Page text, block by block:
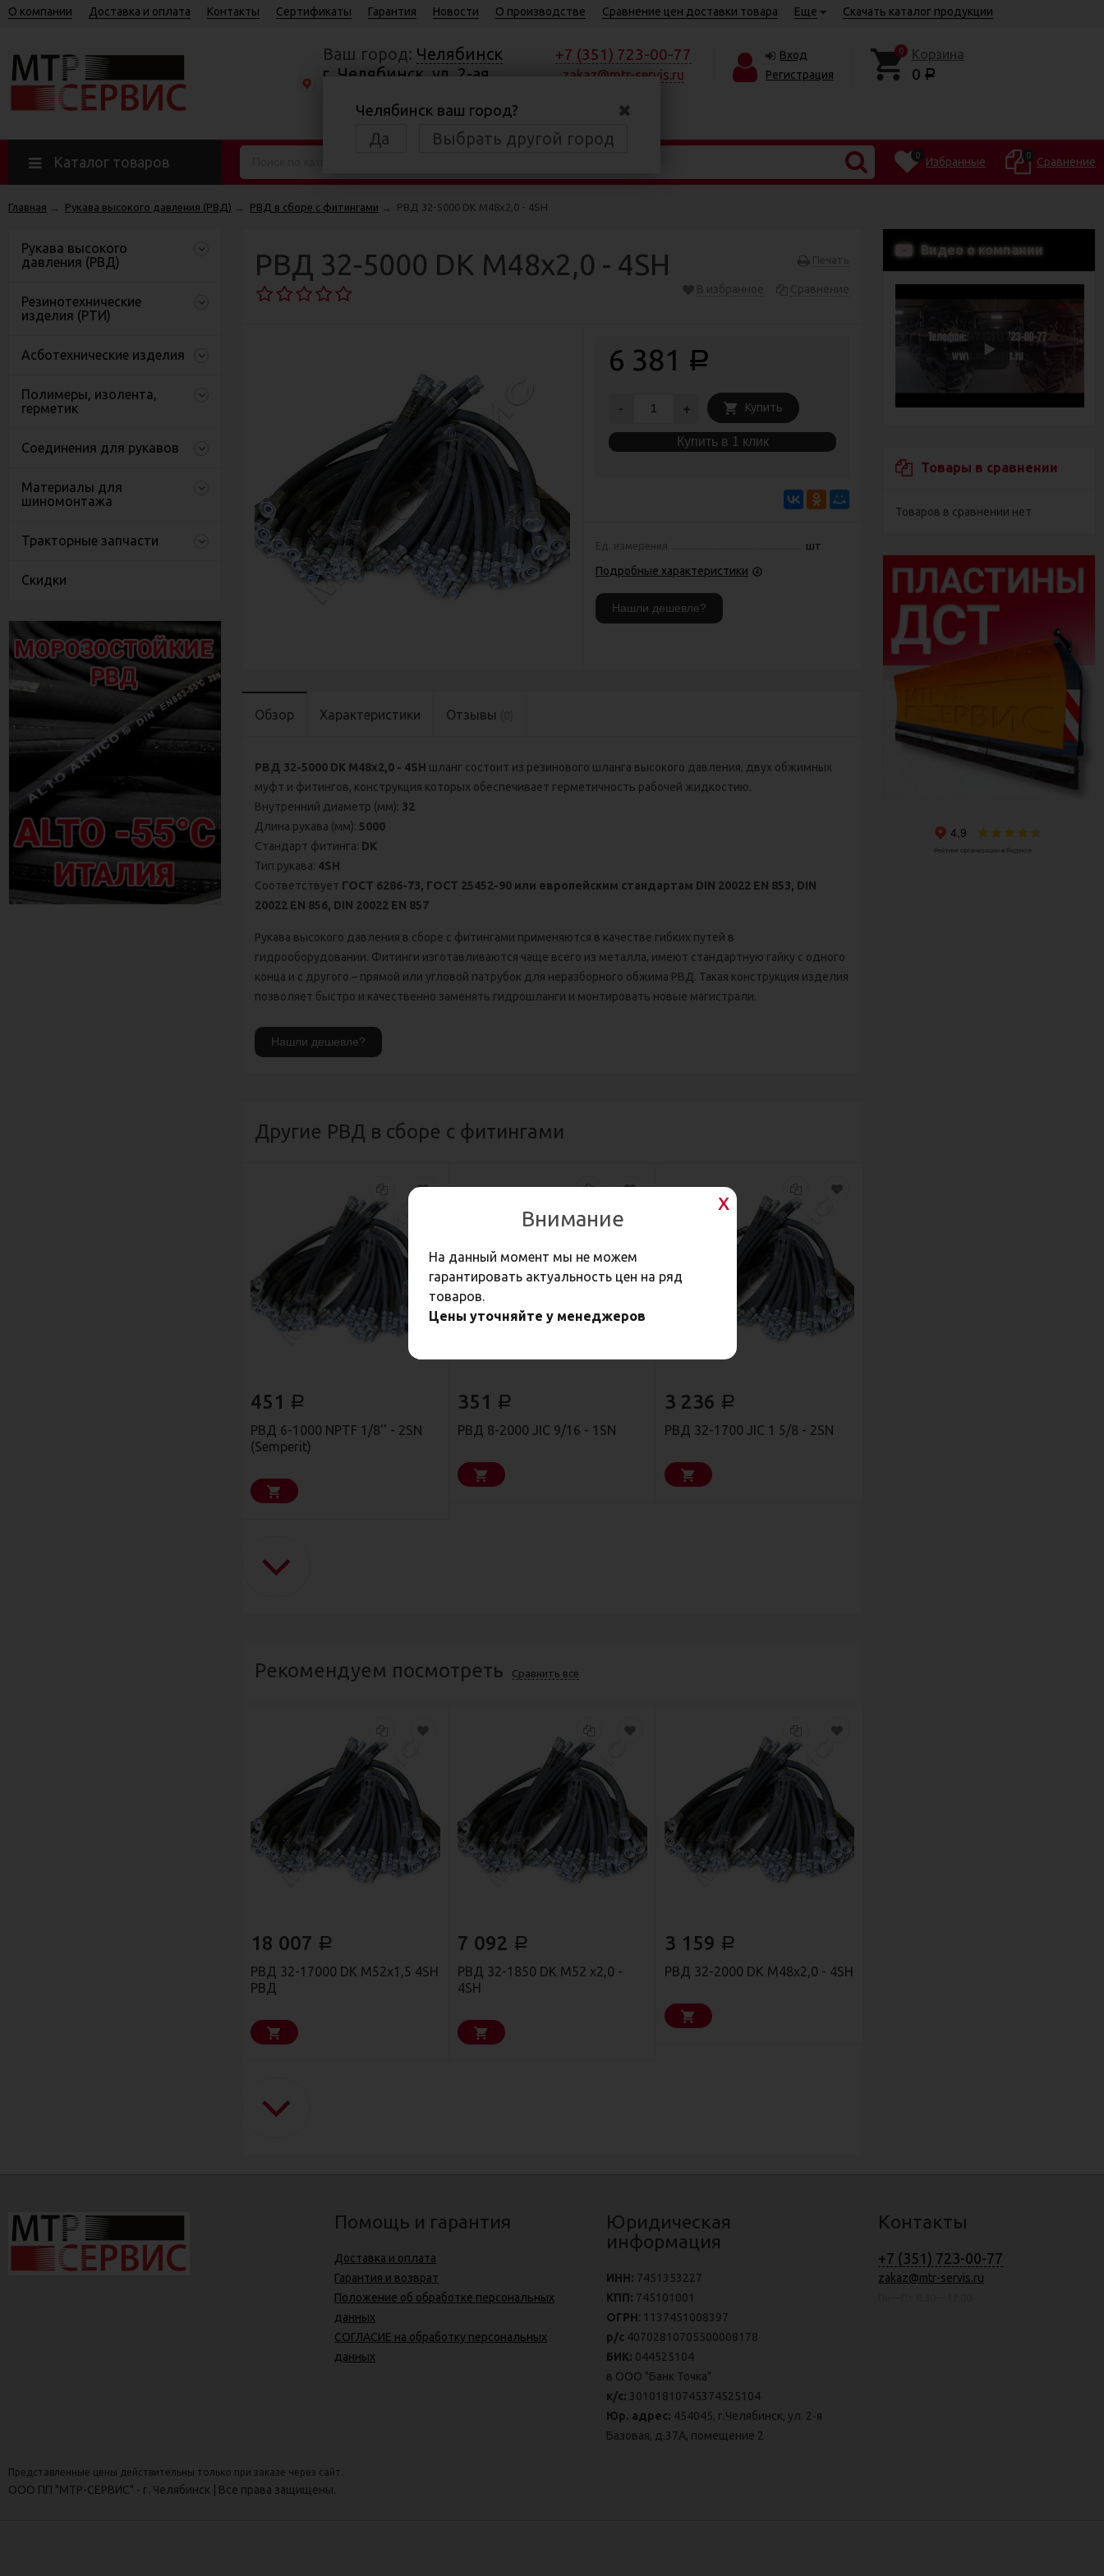
О компании Доставка и оплата Контакты Сертификаты Гарантия Новости О производстве Сравнение цен доставки товара Еще Скачать каталог продукции
Ваш город: Челябинск
✖
Челябинск ваш город?
Да Выбрать другой город
г. Челябинск, ул. 2-ая
Пн—Пт 8:30—17:00
+7 (351) 723-00-77
zakaz@mtr-servis.ru
Вход
Регистрация
0 Корзина
0 Р
Каталог товаров 0 Избранные 0 Сравнение
Главная → Рукава высокого давления (РВД) → РВД в сборе с фитингами → РВД 32-5000 DK М48х2,0 - 4SH
Видео о компании
Товары в сравнении
Товаров в сравнении нет
Рукава высокого
давления (РВД)
Резинотехнические
изделия (РТИ)
Асботехнические изделия
Полимеры, изолента,
герметик
Соединения для рукавов
Материалы для
шиномонтажа
Тракторные запчасти
Скидки
РВД 32-5000 DK М48х2,0 - 4SH
6 381 Р
- + Купить
Купить в 1 клик
Ед. измерения шт
Подробные характеристики
Обзор Характеристики Отзывы
РВД 32-5000 DK М48х2,0 - 4SH шланг состоит из резинового шланга высокого давления, двух обжимных
муфт и фитингов, конструкция которых обеспечивает герметичность рабочей жидкостию.
Внутренний диаметр (мм): 32
Длина рукава (мм): 5000
Стандарт фитинга: DK
Тип рукава: 4SH
Соответствует ГОСТ 6286-73, ГОСТ 25452-90 или европейским стандартам DIN 20022 ЕN 853, DIN
20022 ЕN 856, DIN 20022 ЕN 857
Рукава высокого давления в сборе с фитингами применяются в качестве гибких путей в
гидрооборудовании. Фитинги изготавливаются чаще всего из металла, имеют стандартную гайку с одного
конца и с другого – прямой или угловой патрубок для неразборного обжима РВД. Такая конструкция изделия
позволяет быстро и качественно заменять гидрошланги и монтировать новые магистрали.
Другие РВД в сборе с фитингами
451 Р
РВД 6-1000 NPTF 1/8'' - 2SN
(Semperit)
351 Р
РВД 8-2000 JIC 9/16 - 1SN
3 236 Р
РВД 32-1700 JIC 1 5/8 - 2SN
Рекомендуем посмотреть Сравнить все
18 007 Р
РВД 32-17000 DK М52х1,5 4SH
РВД
7 092 Р
РВД 32-1850 DK М52 х2,0 -
4SH
3 159 Р
РВД 32-2000 DK М48х2,0 - 4SH
Помощь и гарантия
Доставка и оплата
Гарантия и возврат
Положение об обработке персональных
данных
СОГЛАСИЕ на обработку персональных
данных
Юридическая
информация
ИНН: 7451353227
КПП: 745101001
ОГРН: 1137451008397
р/с 40702810705500008178
БИК: 044525104
в ООО "Банк Точка"
к/с: 30101810745374525104
Юр. адрес: 454045, г.Челябинск, ул. 2-я
Базовая, д.37А, помещение 2
Контакты
+7 (351) 723-00-77
zakaz@mtr-servis.ru
Представленные цены действительны только при заказе через сайт.
ООО ПП "МТР-СЕРВИС" - г. Челябинск | Все права защищены.
Внимание
На данный момент мы не можем
гарантировать актуальность цен на ряд
товаров.
Цены уточняйте у менеджеров